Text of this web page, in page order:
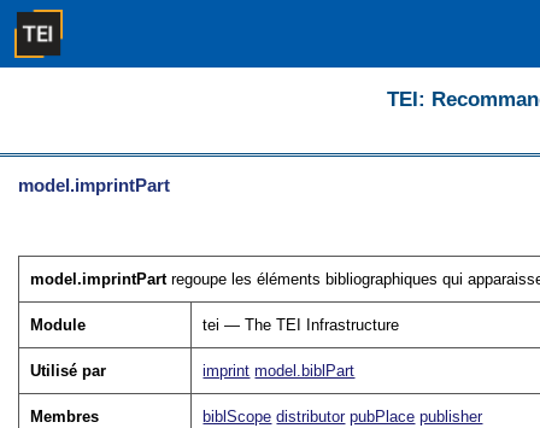
TEI:
model.imprintPart
model.imprintPartregoupe les éléments bibliographiques qui
Module tei — The TEI Infrastructure
Utilisé par imprint model.biblPart
Membres biblScope distributor pubPlace publisher